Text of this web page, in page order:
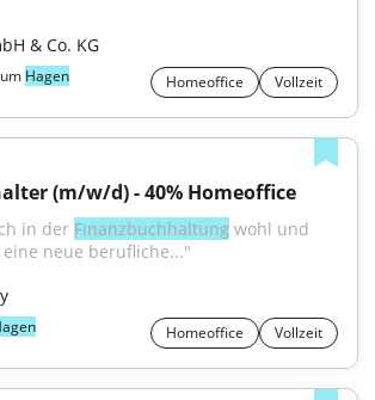
& Co. KG
Hagen Homeoffice Vollzeit
(m/w/d) - 40% Homeoffice
in der Finanzbuchhaltung wohl und
neue berufliche..."
Homeoffice Vollzeit